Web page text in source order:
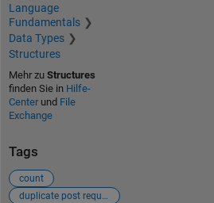
Language
Fundamentals
Data Types
Structures
Mehr zu Structures
finden Sie in Hilfe-
Centerund File
Exchange
Tags
count
duplicate post requiring merging